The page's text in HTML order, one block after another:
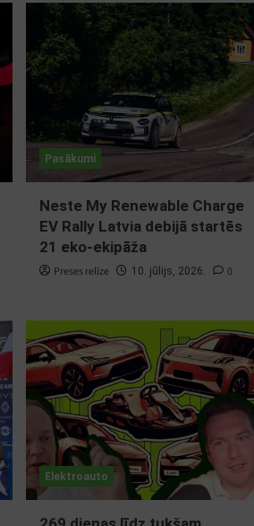
Pasākumi
Neste My Renewable Charge
EV Rally Latvia debijā startēs
21 eko-ekipāža
Preses relīze 10. jūlijs, 2026. 0
Elektroauto